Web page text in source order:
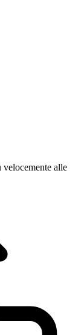
velocemente alle